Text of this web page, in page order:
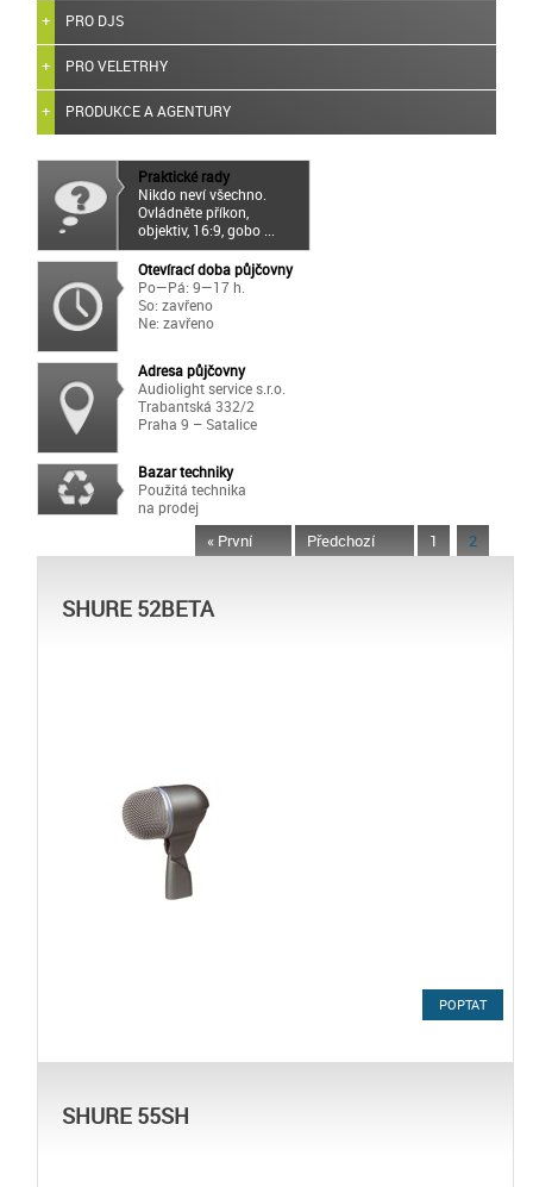
PRO DJS
PRO VELETRHY
PRODUKCE A AGENTURY
Praktické rady
Nikdo neví všechno.
Ovládněte příkon,
objektiv, 16:9, gobo ...
Otevírací doba půjčovny
Po—Pá: 9—17 h.
So: zavřeno
Ne: zavřeno
Adresa půjčovny
Audiolight service s.r.o.
Trabantská 332/2
Praha 9 – Satalice
Bazar techniky
Použitá technika
na prodej
« První Předchozí 1 2
SHURE 52BETA
POPTAT
SHURE 55SH